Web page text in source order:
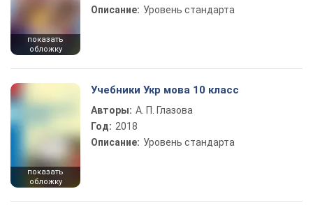
показать
обложку
Описание: Уровень стандарта
показать
обложку
Учебники Укр мова 10 класс
Авторы: А. П. Глазова
Год: 2018
Описание: Уровень стандарта